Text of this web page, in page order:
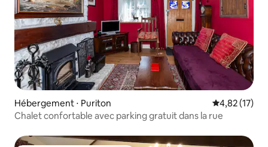
Hébergement ⋅ Puriton Évaluation
4,82 (17)
Chalet confortable avec parking gratuit dans la rue